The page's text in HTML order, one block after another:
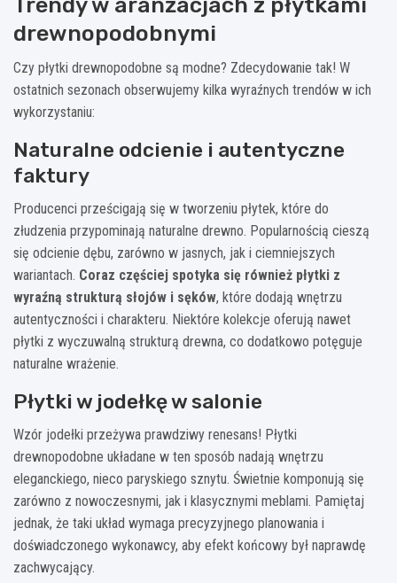
drewnopodobnymi
Czy płytki drewnopodobne są modne? Zdecydowanie tak! W
ostatnich sezonach obserwujemy kilka wyraźnych trendów w ich
wykorzystaniu:
Naturalne odcienie i autentyczne
faktury
Producenci prześcigają się w tworzeniu płytek, które do
złudzenia przypominają naturalne drewno. Popularnością cieszą
się odcienie dębu, zarówno w jasnych, jak i ciemniejszych
wariantach. Coraz częściej spotyka się również płytki z
wyraźną strukturą słojów i sęków, które dodają wnętrzu
autentyczności i charakteru. Niektóre kolekcje oferują nawet
płytki z wyczuwalną strukturą drewna, co dodatkowo potęguje
naturalne wrażenie.
Płytki w jodełkę w salonie
Wzór jodełki przeżywa prawdziwy renesans! Płytki
drewnopodobne układane w ten sposób nadają wnętrzu
eleganckiego, nieco paryskiego sznytu. Świetnie komponują się
zarówno z nowoczesnymi, jak i klasycznymi meblami. Pamiętaj
jednak, że taki układ wymaga precyzyjnego planowania i
doświadczonego wykonawcy, aby efekt końcowy był naprawdę
zachwycający.